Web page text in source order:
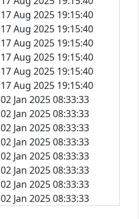
17 Aug 2025 19:15:40
17 Aug 2025 19:15:40
17 Aug 2025 19:15:40
17 Aug 2025 19:15:40
17 Aug 2025 19:15:40
17 Aug 2025 19:15:40
02 Jan 2025 08:33:33
02 Jan 2025 08:33:33
02 Jan 2025 08:33:33
02 Jan 2025 08:33:33
02 Jan 2025 08:33:33
02 Jan 2025 08:33:33
02 Jan 2025 08:33:33
02 Jan 2025 08:33:33